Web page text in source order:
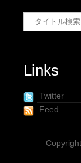
Links
Twitter
Feed